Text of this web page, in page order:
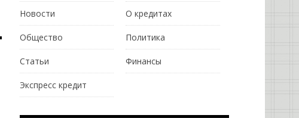
Новости О кредитах
Общество Политика
Статьи Финансы
Экспресс кредит